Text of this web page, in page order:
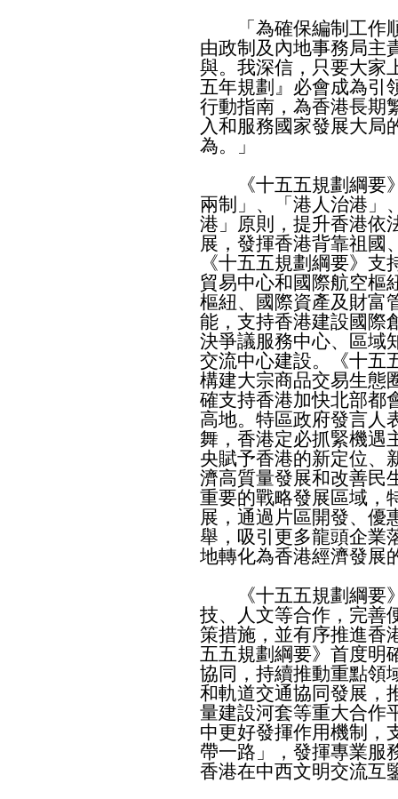
「為確保編制工作順
由政制及內地事務局主
與。我深信，只要大家
五年規劃』必會成為引
行動指南，為香港長期
入和服務國家發展大局
為。」
《十五五規劃綱要》
兩制」、「港人治港」
港」原則，提升香港依
展，發揮香港背靠祖國
《十五五規劃綱要》
貿易中心和國際航空樞
樞紐、國際資產及財富
能，支持香港建設國際
決爭議服務中心、區域
交流中心建設。《十五
構建大宗商品交易生態
確支持香港加快北部都
高地。特區政府發言人
舞，香港定必抓緊機遇
央賦予香港的新定位、
濟高質量發展和改善民
重要的戰略發展區域，
展，通過片區開發、優
舉，吸引更多龍頭企業
地轉化為香港經濟發展
《十五五規劃綱要》
技、人文等合作，完善
策措施，並有序推進香
五五規劃綱要》首度明
協同，持續推動重點領
和軌道交通協同發展，
量建設河套等重大合作
中更好發揮作用機制，
帶一路」，發揮專業服
香港在中西文明交流互